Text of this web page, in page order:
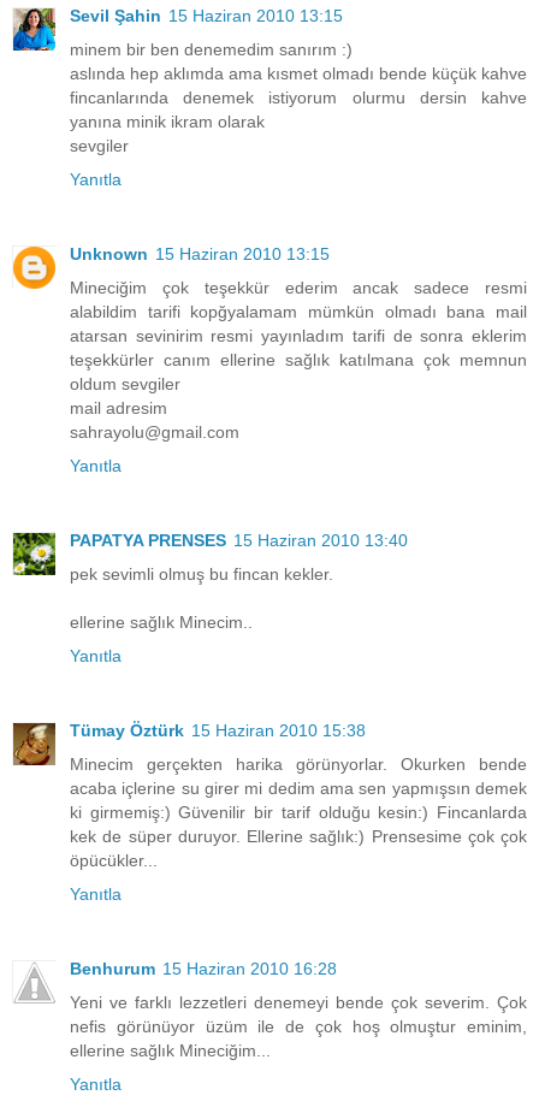
Sevil Şahin 15 Haziran 2010 13:15
minem bir ben denemedim sanırım :)
aslında hep aklımda ama kısmet olmadı bende küçük kahve
fincanlarında denemek istiyorum olurmu dersin kahve
yanına minik ikram olarak
sevgiler
Yanıtla
Unknown 15 Haziran 2010 13:15
Mineciğim çok teşekkür ederim ancak sadece resmi
alabildim tarifi kopğyalamam mümkün olmadı bana mail
atarsan sevinirim resmi yayınladım tarifi de sonra eklerim
teşekkürler canım ellerine sağlık katılmana çok memnun
oldum sevgiler
mail adresim
sahrayolu@gmail.com
Yanıtla
PAPATYA PRENSES 15 Haziran 2010 13:40
pek sevimli olmuş bu fincan kekler.
ellerine sağlık Minecim..
Yanıtla
Tümay Öztürk 15 Haziran 2010 15:38
Minecim gerçekten harika görünyorlar. Okurken bende
acaba içlerine su girer mi dedim ama sen yapmışsın demek
ki girmemiş:) Güvenilir bir tarif olduğu kesin:) Fincanlarda
kek de süper duruyor. Ellerine sağlık:) Prensesime çok çok
öpücükler...
Yanıtla
Benhurum 15 Haziran 2010 16:28
Yeni ve farklı lezzetleri denemeyi bende çok severim. Çok
nefis görünüyor üzüm ile de çok hoş olmuştur eminim,
ellerine sağlık Mineciğim...
Yanıtla